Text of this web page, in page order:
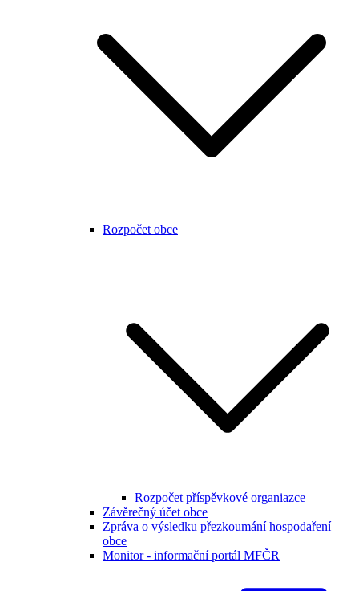
Rozpočet obce
Rozpočet příspěvkové organiazce
Závěrečný účet obce
Zpráva o výsledku přezkoumání hospodaření
obce
Monitor - informační portál MFČR